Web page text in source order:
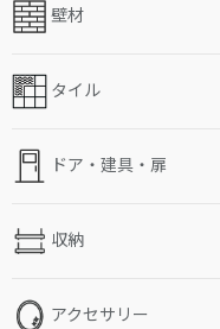
壁材
タイル
ドア・建具・扉
収納
アクセサリー